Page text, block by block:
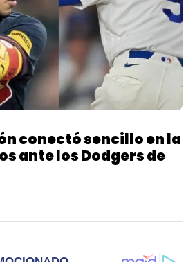
conectó sencillo en la
ante los Dodgers de